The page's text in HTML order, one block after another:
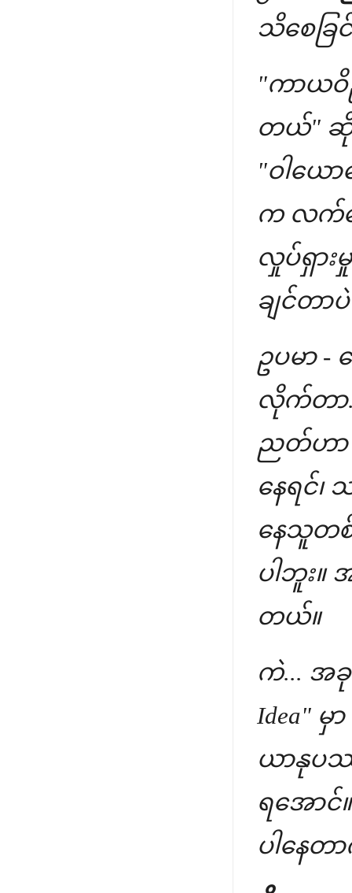
သိစေခြင်
"ကာယဝိ
တယ်" ဆို
"ဝါယေ
က လက်တွ
လှုပ်ရှာ
ချင်တာ
ဥပမာ
လိုက်တာ
ညတ်ဟာ
နေရင်၊
နေသူတ
ပါဘူး။
တယ်။
ကဲ... အခု
Idea" မှ
ယာနုပ
ရအောင်
ပါနေတ